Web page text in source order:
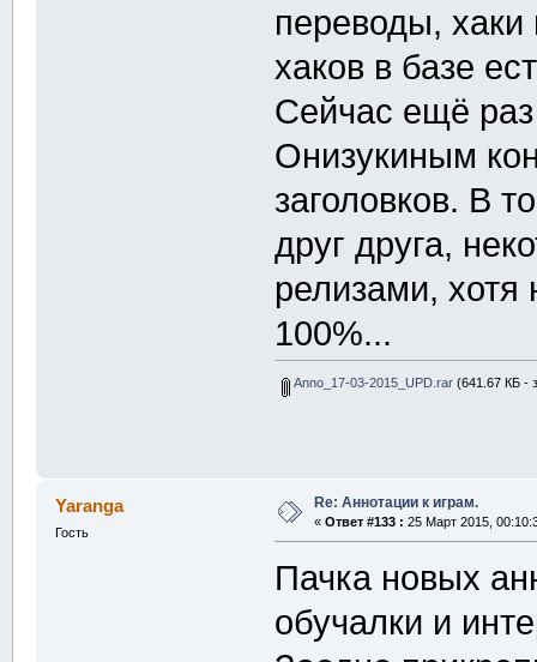
переводы, хаки
хаков в базе
Сейчас ещё
Онизукиным
заголовков. В
друг друга,
релизами,
100%...
Anno_17-03-2015_UPD.rar(641.67 КБ -
Yaranga
Гость
Re: Аннотации к играм.
« Ответ #133 : 25 Март 2015,
Пачка новых
обучалки и